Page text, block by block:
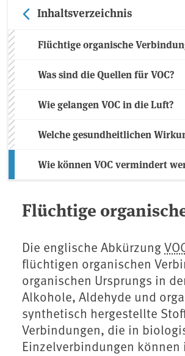
Inhaltsverzeichnis
Flüchtige organische
Was sind die Quellen für VOC?
Wie gelangen VOC in die Luft?
Welche gesundheitlichen
Wie können VOC vermindert
Flüchtige
Die englische Abkürzung
flüchtigen organischen
organischen Ursprungs in
Alkohole, Aldehyde und
synthetisch hergestellte
Verbindungen, die in
Einzelverbindungen